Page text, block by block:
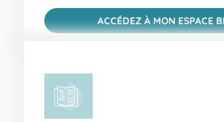
ACCÉDEZ À MON ESPACE